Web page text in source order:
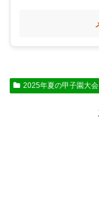
2025年夏の甲子園大会